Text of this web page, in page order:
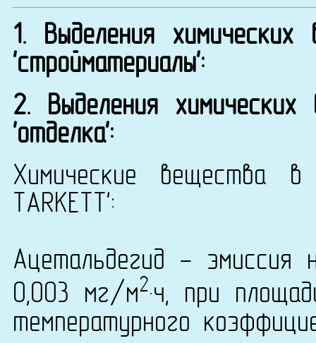
1. Выделения
'стройматериалы':
2. Выделения
'отделка':
Химические вещества
TARKETT':
Ацетальдегид - эмиссия
0,003 мг/м2·ч, при
температурного